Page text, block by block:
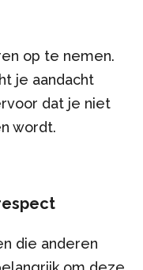
op te nemen.
je aandacht
dat je niet
wordt.
die anderen